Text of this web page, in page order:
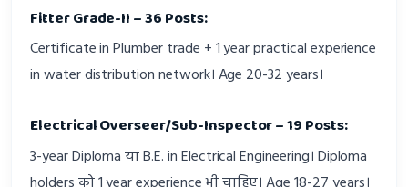
Fitter Grade-II – 36 Posts:
Certificate in Plumber trade + 1 year practical experience
in water distribution network। Age 20-32 years।
Electrical Overseer/Sub-Inspector – 19 Posts:
3-year Diploma या B.E. in Electrical Engineering। Diploma